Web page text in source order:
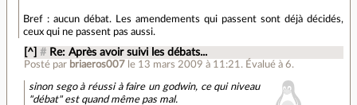
Bref : aucun débat. Les amendements qui passent sont déjà décidés,
ceux qui ne passent pas aussi.
[^] # Re: Après avoir suivi les débats...
Posté par briaeros007 le 13 mars 2009 à 11:21 . Évalué à 6.
sinon sego à réussi à faire un godwin, ce qui niveau
"débat" est quand même pas mal.